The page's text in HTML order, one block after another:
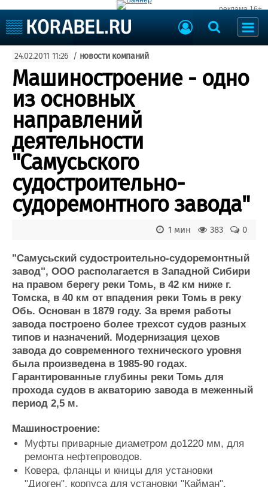
реклама 16+
Судоходство
Судоремонт
События
Порты
ВМФ
Образование
Яхты и катера
Еще
Судостроение
Пульс
Новости
Крюинг
Журнал
Реклама
Торговая площадка
Доска объявлений
Продажа флота
Услуги
Конференции
Личности
Словарь
Флот
Галерея флота
Форум
Отзывы
Все службы
24.02.2011 11:26 / новости компаний
Машиностроение - одно
из основных
направлений
деятельности
"Самусьского
судостроительно-
судоремонтного завода"
0
383
1 мин
"Самусьский судостроительно-судоремонтный
завод", ООО располагается в Западной Сибири
на правом берегу реки Томь, в 42 км ниже г.
Томска, в 40 км от впадения реки Томь в реку
Обь. Основан в 1879 году. За время работы
завода построено более трехсот судов разных
типов и назначений. Модернизация цехов
завода до современного технического уровня
была произведена в 1985-90 годах.
Гарантированные глубины реки Томь для
прохода судов в акваторию завода в меженный
период 2,5 м.
Машиностроение:
Муфты приварные диаметром до1220 мм, для
ремонта нефтепроводов.
Ковера, фланцы и кницы для установки
"Диоген", корпуса для установки "Кайман".